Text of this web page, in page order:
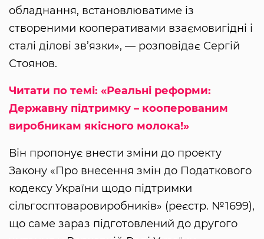
обладнання, встановлюватиме із
створеними кооперативами взаємовигідні і
сталі ділові зв’язки», — розповідає Сергій
Стоянов.
Читати по темі: «Реальні реформи:
Державну підтримку – кооперованим
виробникам якісного молока!»
Він пропонує внести зміни до проекту
Закону «Про внесення змін до Податкового
кодексу України щодо підтримки
сільгосптоваровиробників» (реєстр. №1699),
що саме зараз підготовлений до другого